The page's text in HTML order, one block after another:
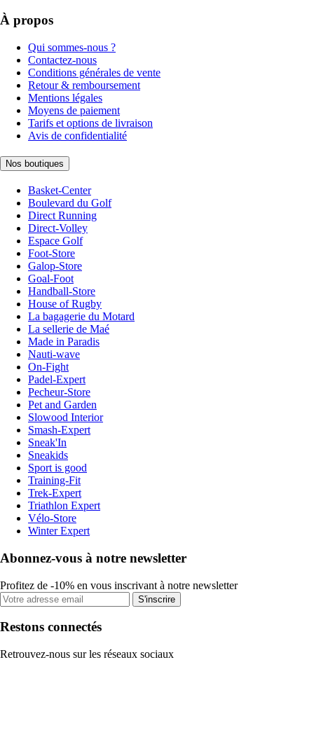
À propos
Qui sommes-nous ?
Contactez-nous
Conditions générales de vente
Retour & remboursement
Mentions légales
Moyens de paiement
Tarifs et options de livraison
Avis de confidentialité
Nos boutiques
Basket-Center
Boulevard du Golf
Direct Running
Direct-Volley
Espace Golf
Foot-Store
Galop-Store
Goal-Foot
Handball-Store
House of Rugby
La bagagerie du Motard
La sellerie de Maé
Made in Paradis
Nauti-wave
On-Fight
Padel-Expert
Pecheur-Store
Pet and Garden
Slowood Interior
Smash-Expert
Sneak'In
Sneakids
Sport is good
Training-Fit
Trek-Expert
Triathlon Expert
Vélo-Store
Winter Expert
Abonnez-vous à notre newsletter
Profitez de -10% en vous inscrivant à notre newsletter
S'inscrire
Restons connectés
Retrouvez-nous sur les réseaux sociaux